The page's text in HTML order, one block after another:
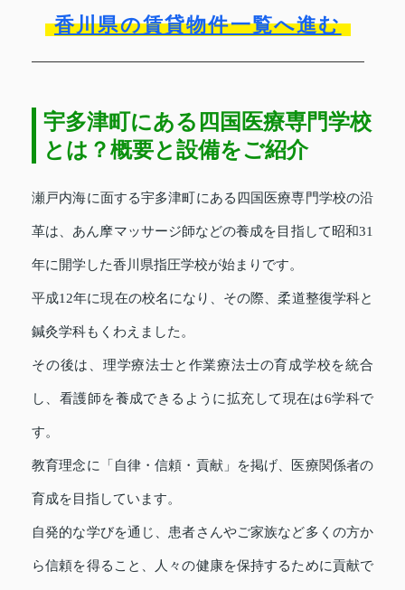
香川県の賃貸物件一覧へ進む
宇多津町にある四国医療専門学校
とは？概要と設備をご紹介
瀬戸内海に面する宇多津町にある四国医療専門学校の沿
革は、あん摩マッサージ師などの養成を目指して昭和31
年に開学した香川県指圧学校が始まりです。
平成12年に現在の校名になり、その際、柔道整復学科と
鍼灸学科もくわえました。
その後は、理学療法士と作業療法士の育成学校を統合
し、看護師を養成できるように拡充して現在は6学科で
す。
教育理念に「自律・信頼・貢献」を掲げ、医療関係者の
育成を目指しています。
自発的な学びを通じ、患者さんやご家族など多くの方か
ら信頼を得ること、人々の健康を保持するために貢献で